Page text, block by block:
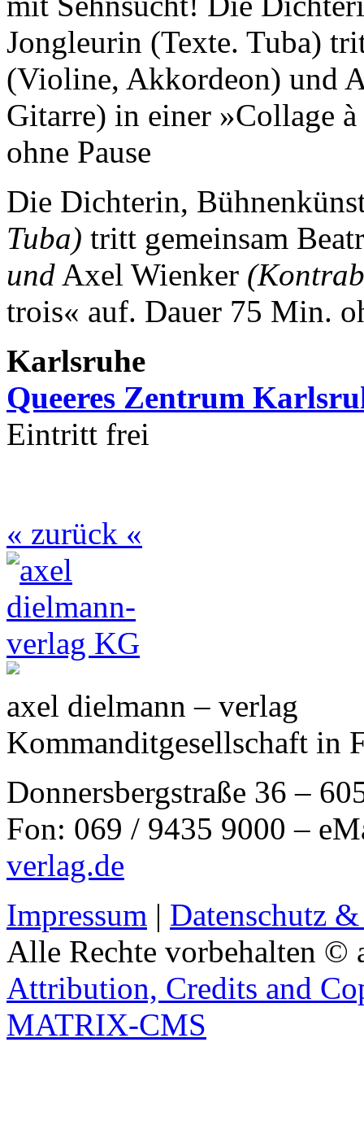
Jongleurin (Texte. Tuba)
(Violine, Akkordeon) und
Gitarre) in einer »Collage
ohne Pause
Die Dichterin,
Tuba) tritt gemeinsam
und Axel Wienker
trois« auf. Dauer 75 Min.
Karlsruhe
Queeres Zentrum
Eintritt frei
« zurück «
axel dielmann – verlag
Kommanditgesellschaft in
Donnersbergstraße 36 –
Fon: 069 / 9435 9000 –
verlag.de
Impressum | Datenschutz
Alle Rechte vorbehalten ©
Attribution, Credits and
MATRIX-CMS